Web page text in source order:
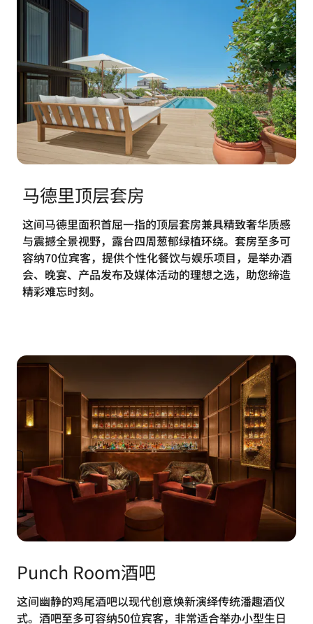
马德里顶层套房
这间马德里面积首屈一指的顶层套房兼具精致奢华质感
与震撼全景视野，露台四周葱郁绿植环绕。套房至多可
容纳70位宾客，提供个性化餐饮与娱乐项目，是举办酒
会、晚宴、产品发布及媒体活动的理想之选，助您缔造
精彩难忘时刻。
Punch Room酒吧
这间幽静的鸡尾酒吧以现代创意焕新演绎传统潘趣酒仪
式。酒吧至多可容纳50位宾客，非常适合举办小型生日